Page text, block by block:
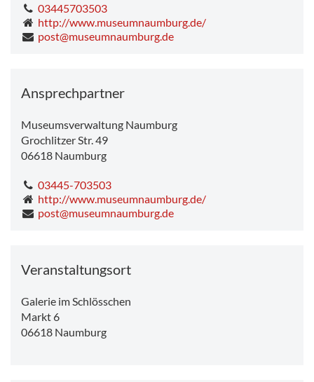
03445703503
http://www.museumnaumburg.de/
post@museumnaumburg.de
Ansprechpartner
Museumsverwaltung Naumburg
Grochlitzer Str. 49
06618 Naumburg
03445-703503
http://www.museumnaumburg.de/
post@museumnaumburg.de
Veranstaltungsort
Galerie im Schlösschen
Markt 6
06618 Naumburg